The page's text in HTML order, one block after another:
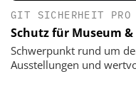
GIT SICHERHEIT PRO
Schutz für Museum
Schwerpunkt rund um
Ausstellungen und